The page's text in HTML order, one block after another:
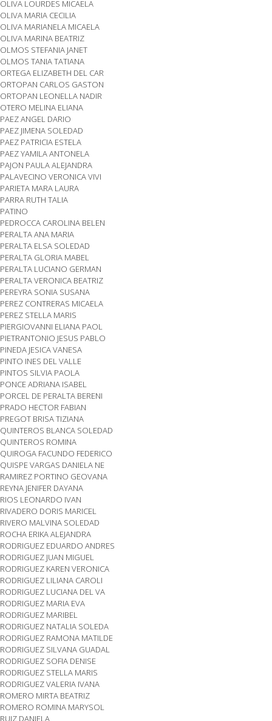
OLIVA LOURDES MICAELA
OLIVA MARIA CECILIA
OLIVA MARIANELA MICAELA
OLIVA MARINA BEATRIZ
OLMOS STEFANIA JANET
OLMOS TANIA TATIANA
ORTEGA ELIZABETH DEL CAR
ORTOPAN CARLOS GASTON
ORTOPAN LEONELLA NADIR
OTERO MELINA ELIANA
PAEZ ANGEL DARIO
PAEZ JIMENA SOLEDAD
PAEZ PATRICIA ESTELA
PAEZ YAMILA ANTONELA
PAJON PAULA ALEJANDRA
PALAVECINO VERONICA VIVI
PARIETA MARA LAURA
PARRA RUTH TALIA
PATINO
PEDROCCA CAROLINA BELEN
PERALTA ANA MARIA
PERALTA ELSA SOLEDAD
PERALTA GLORIA MABEL
PERALTA LUCIANO GERMAN
PERALTA VERONICA BEATRIZ
PEREYRA SONIA SUSANA
PEREZ CONTRERAS MICAELA
PEREZ STELLA MARIS
PIERGIOVANNI ELIANA PAOL
PIETRANTONIO JESUS PABLO
PINEDA JESICA VANESA
PINTO INES DEL VALLE
PINTOS SILVIA PAOLA
PONCE ADRIANA ISABEL
PORCEL DE PERALTA BERENI
PRADO HECTOR FABIAN
PREGOT BRISA TIZIANA
QUINTEROS BLANCA SOLEDAD
QUINTEROS ROMINA
QUIROGA FACUNDO FEDERICO
QUISPE VARGAS DANIELA NE
RAMIREZ PORTINO GEOVANA
REYNA JENIFER DAYANA
RIOS LEONARDO IVAN
RIVADERO DORIS MARICEL
RIVERO MALVINA SOLEDAD
ROCHA ERIKA ALEJANDRA
RODRIGUEZ EDUARDO ANDRES
RODRIGUEZ JUAN MIGUEL
RODRIGUEZ KAREN VERONICA
RODRIGUEZ LILIANA CAROLI
RODRIGUEZ LUCIANA DEL VA
RODRIGUEZ MARIA EVA
RODRIGUEZ MARIBEL
RODRIGUEZ NATALIA SOLEDA
RODRIGUEZ RAMONA MATILDE
RODRIGUEZ SILVANA GUADAL
RODRIGUEZ SOFIA DENISE
RODRIGUEZ STELLA MARIS
RODRIGUEZ VALERIA IVANA
ROMERO MIRTA BEATRIZ
ROMERO ROMINA MARYSOL
RUIZ DANIELA